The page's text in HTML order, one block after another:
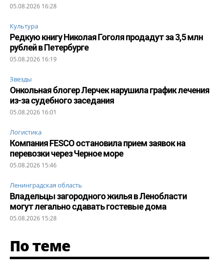
05.08.2026 16:28
Культура
Редкую книгу Николая Гоголя продадут за 3,5 млн
рублей в Петербурге
05.08.2026 16:19
Звезды
Онкольная блогер Лерчек нарушила график лечения
из-за судебного заседания
05.08.2026 16:01
Логистика
Компания FESCO остановила прием заявок на
перевозки через Черное море
05.08.2026 15:46
Ленинградская область
Владельцы загородного жилья в Ленобласти
могут легально сдавать гостевые дома
05.08.2026 15:28
По теме